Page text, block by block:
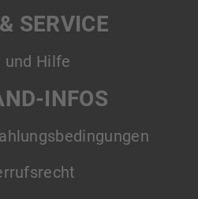
SERVICE
und Hilfe
INFOS